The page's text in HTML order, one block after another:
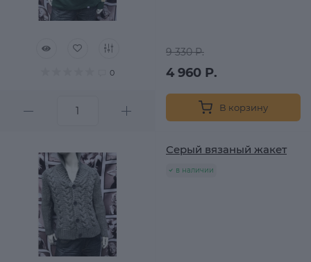
0
9 330 Р.
4 960 Р.
В корзину
Серый вязаный жакет
в наличии